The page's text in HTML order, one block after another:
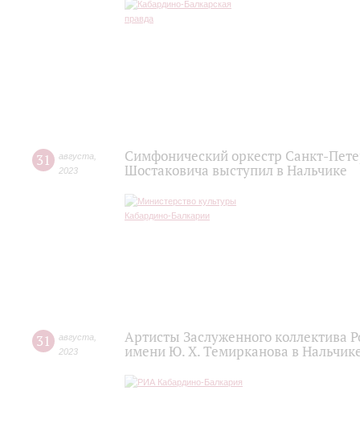
31 августа
2023
Симфонический оркестр Санкт-
Шостаковича выступил в Нальчике
31 августа
2023
Артисты Заслуженного
имени Ю. Х. Темирканова в